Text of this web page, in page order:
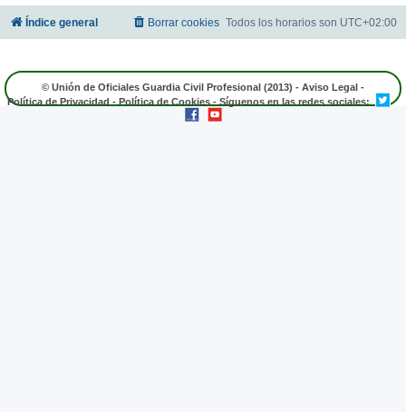
Índice general Todos los horarios son UTC+02:00
Borrar cookies
© Unión de Oficiales Guardia Civil Profesional (2013) - Aviso Legal -
Política de Privacidad - Política de Cookies - Síguenos en las redes sociales: